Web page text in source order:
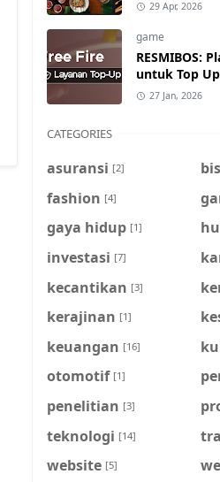
29 Apr, 2026
game
RESMIBOS:
untuk Top
27 Jan, 2026
CATEGORIES
asuransi [2]
fashion [4]
gaya hidup [1]
investasi [7]
kecantikan [3]
kerajinan [1]
keuangan [16]
otomotif [1]
penelitian [3]
teknologi [14]
website [5]